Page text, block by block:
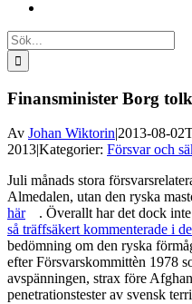
Sök
efter:
Finansminister Borg
Av Johan Wiktorin|2013-08-
2013|Kategorier: Försvar och
Juli månads stora
Almedalen, utan den ryska
här
. Överallt har det dock
så träffsäkert kommenterade i
bedömning om den ryska
efter Försvarskommittèn 1978
avspänningen, strax före
penetrationstester av svensk